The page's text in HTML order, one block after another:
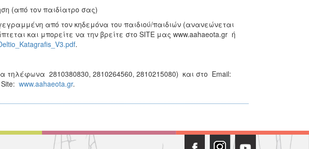
(από τον παιδίατρο σας)
από τον κηδεμόνα του παιδιού/παιδιών (ανανεώνεται
και μπορείτε να την βρείτε στο SITE μας www.aahaeota.gr ή
.
τηλέφωνα 2810380830, 2810264560, 2810215080) και στο Email:
www.aahaeota.gr.